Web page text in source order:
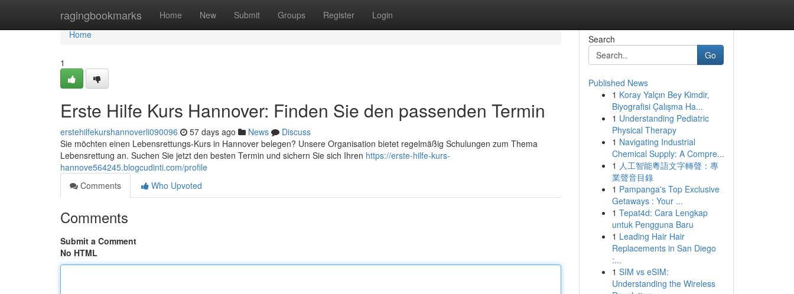
ragingbookmarks Home New Submit Groups Register Login
Home
Home
1
Erste Hilfe Kurs Hannover: Finden Sie den passenden Termin
erstehilfekurshannoverli090096 57 days ago News
Discuss
Sie möchten einen Lebensrettungs-Kurs in Hannover belegen? Unsere Organisation bietet regelmäßig Schulungen zum Thema
Lebensrettung an. Suchen Sie jetzt den besten Termin und sichern Sie sich Ihren https://erste-hilfe-kurs-
hannove564245.blogcudinti.com/profile
Comments
Who Upvoted
Comments
Submit a Comment
No HTML
Search
Go
Published News
1 Koray Yalçın Bey Kimdir,
Biyografisi Çalışma Ha...
1 Understanding Pediatric
Physical Therapy
1 Navigating Industrial
Chemical Supply: A Compre...
1 人工智能粵語文字轉聲：專
業聲音目錄
1 Pampanga's Top Exclusive
Getaways : Your ...
1 Tepat4d: Cara Lengkap
untuk Pengguna Baru
1 Leading Hair Hair
Replacements in San Diego
:...
1 SIM vs eSIM:
Understanding the Wireless